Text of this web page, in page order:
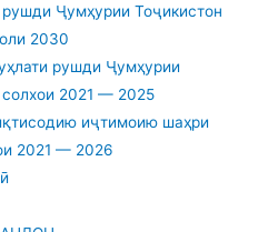
Ҷумҳурии Тоҷикистон
2030
рушди Ҷумҳурии
2021 — 2025
иҷтимоию шаҳри
2021 — 2026